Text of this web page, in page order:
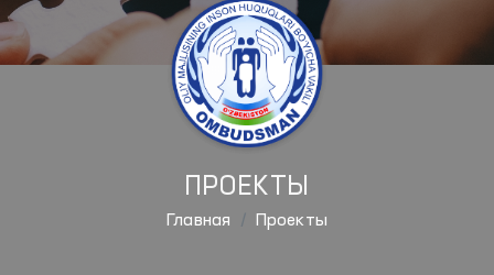
ПРОЕКТЫ
Главная Проекты